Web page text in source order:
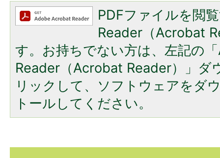
PDFファイルを閲
Reader（Acrobat
す。お持ちでない方は、左記の
Reader（Acrobat Reader）」ダ
リックして、ソフトウェアをダ
トールしてください。